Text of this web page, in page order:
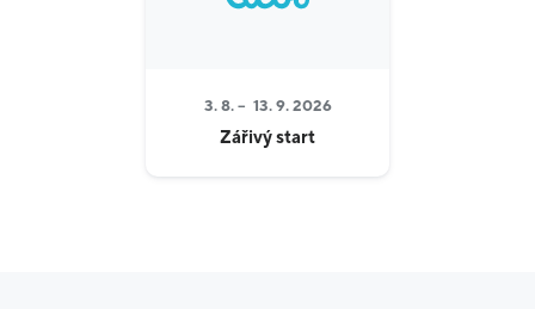
balónkové kytice na míru. Na balónky můžeme přidat
Aby byla párty kompletní, můžete si u nás navíc
3. 8. – 13. 9. 2026
Zářivý start